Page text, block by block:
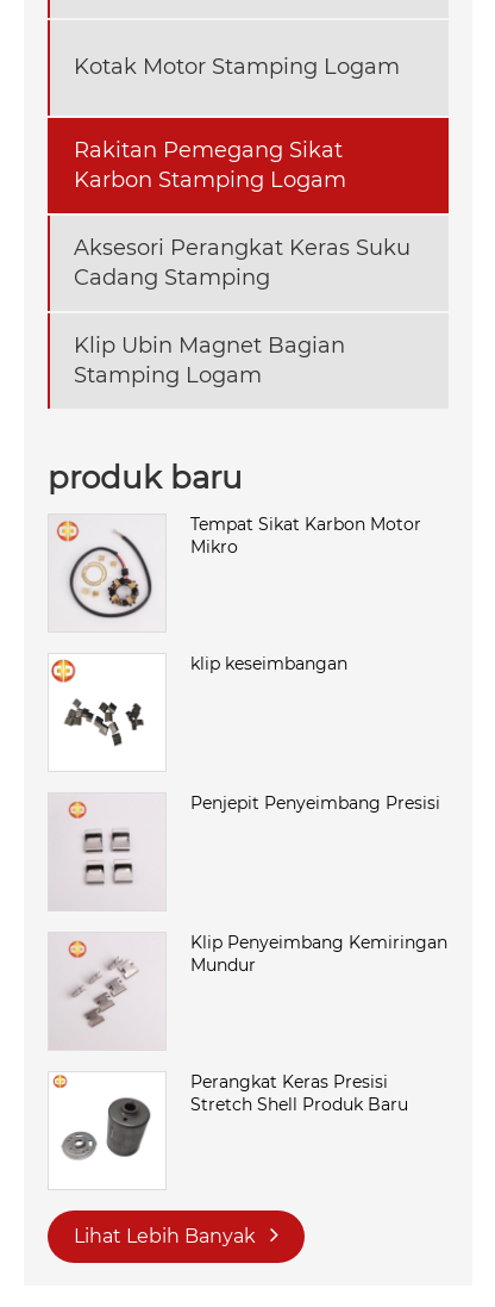
Kotak Motor Stamping Logam
Rakitan Pemegang Sikat
Karbon Stamping Logam
Aksesori Perangkat Keras Suku
Cadang Stamping
Klip Ubin Magnet Bagian
Stamping Logam
produk baru
Tempat Sikat Karbon Motor
Mikro
klip keseimbangan
Penjepit Penyeimbang Presisi
Klip Penyeimbang Kemiringan
Mundur
Perangkat Keras Presisi
Stretch Shell Produk Baru
Lihat Lebih Banyak